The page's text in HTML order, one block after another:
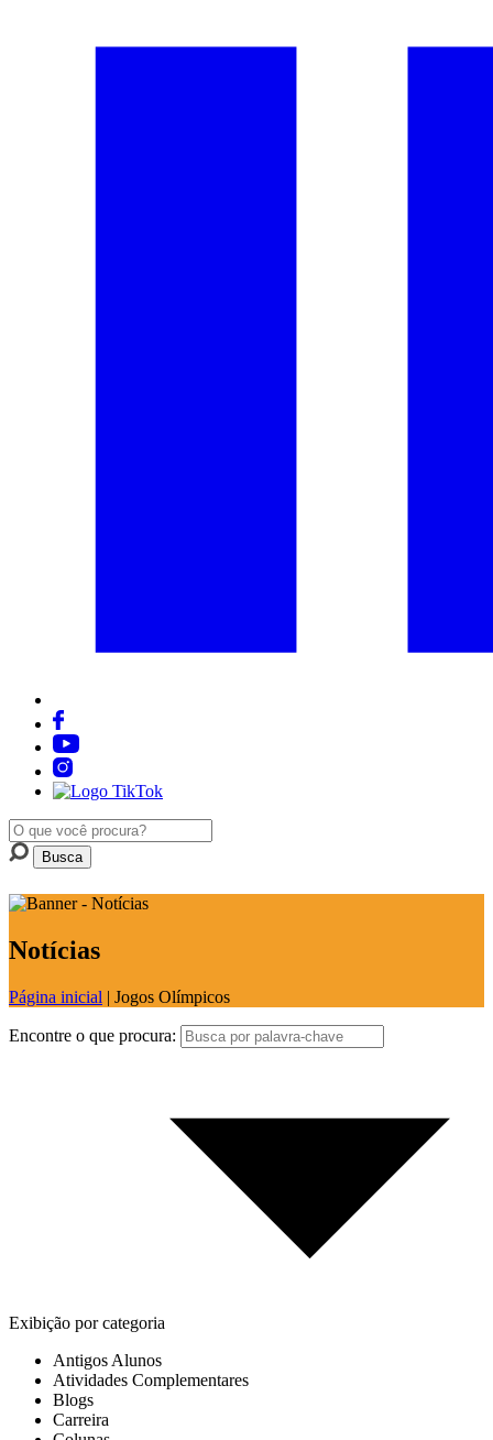
Notícias
Página inicial | Jogos Olímpicos
Encontre o que procura:
Exibição por categoria
Antigos Alunos
Atividades Complementares
Blogs
Carreira